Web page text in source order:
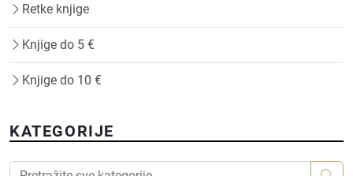
Retke knjige
Knjige do 5 €
Knjige do 10 €
KATEGORIJE